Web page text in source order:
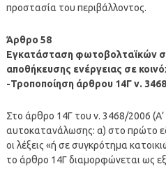
προστασία του περιβάλλοντος.
Άρθρο 58
Εγκατάσταση φωτοβολταϊκών
αποθήκευσης ενέργειας σε
-Τροποποίηση άρθρου 14Γ ν.
Στο άρθρο 14Γ του ν. 3468/2006 (Α’
αυτοκατανάλωσης: α) στο πρώτο
οι λέξεις «ή σε συγκρότημα
το άρθρο 14Γ διαμορφώνεται ως